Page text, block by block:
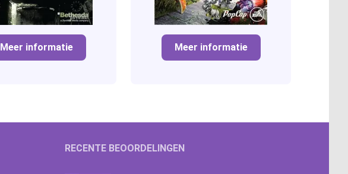
Meer informatie Meer informatie
RECENTE BEOORDELINGEN